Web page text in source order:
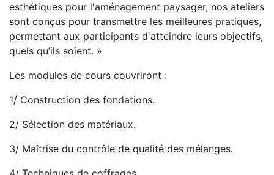
esthétiques pour l'aménagement paysager, nos ateliers
sont conçus pour transmettre les meilleures pratiques,
permettant aux participants d'atteindre leurs objectifs,
quels qu’ils soient. »
Les modules de cours couvriront :
1/ Construction des fondations.
2/ Sélection des matériaux.
3/ Maîtrise du contrôle de qualité des mélanges.